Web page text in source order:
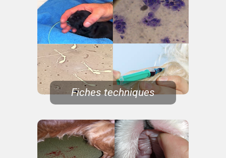
Fiches techniques